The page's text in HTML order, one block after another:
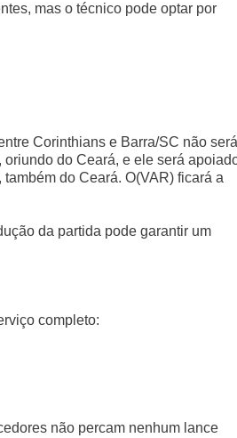
mas o técnico pode optar por
Corinthians e Barra/SC não será
do Ceará, e ele será
do Ceará. O(VAR) ficará a
da partida pode garantir um
completo:
não percam nenhum lance